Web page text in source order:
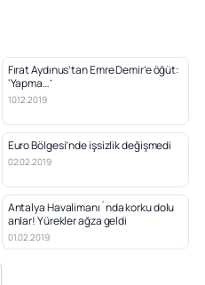
Fırat Aydınus’tan Emre Demir’e öğüt:
‘Yapma…’
10.12.2019
Euro Bölgesi’nde işsizlik değişmedi
02.02.2019
Antalya Havalimanı´nda korku dolu
anlar! Yürekler ağza geldi
01.02.2019